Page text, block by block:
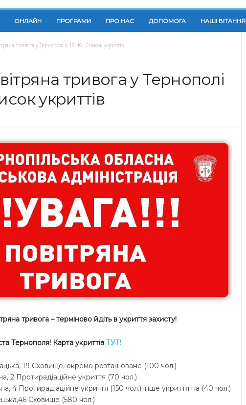
ОНЛАЙН ПРОГРАМИ ПРО НАС ДОПОМОГА НАШІ ВІТАННЯ
тривога у Тернополі о 19:46. Список укриттів
тривога у Тернополі
укриттів
тривога – терміново йдіть в укриття захисту!
Тернополя! Карта укриттів ТУТ!
19 Сховище, окремо розташоване (100 чол.)
2 Протирадіаційне укриття (70 чол.)
4 Протирадіаційне укриття (150 чол.) інше укриття на (40 чол.)
Сховище (580 чол.)